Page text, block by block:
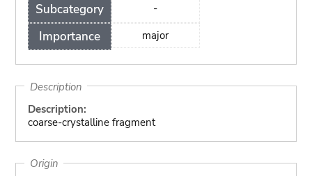
Subcategory
Importance
-
major
Description
Description:
coarse-crystalline fragment
Origin